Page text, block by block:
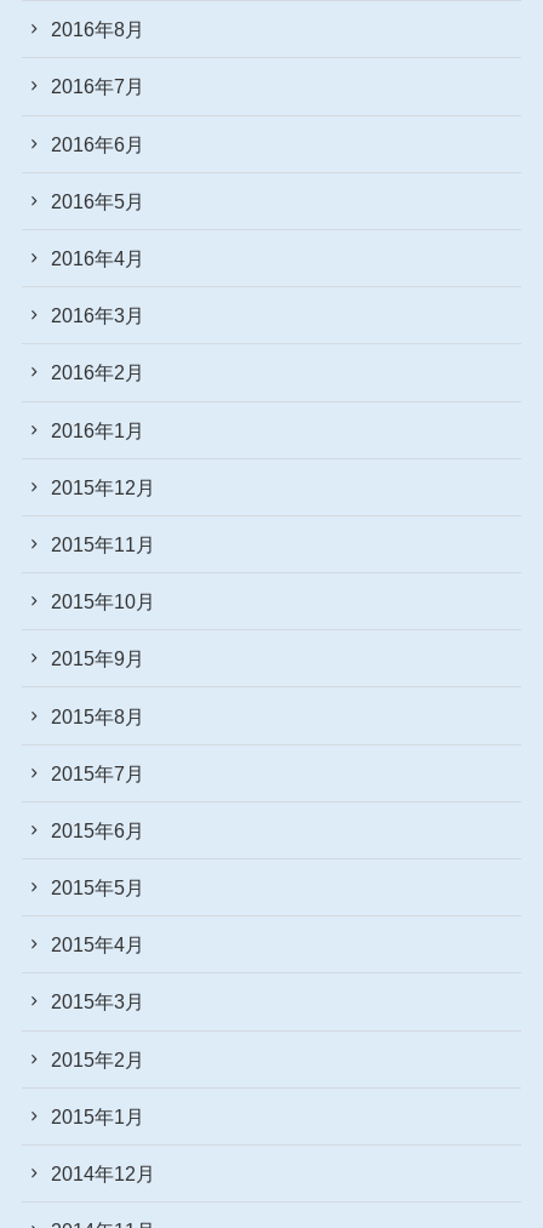
2016年8月
2016年7月
2016年6月
2016年5月
2016年4月
2016年3月
2016年2月
2016年1月
2015年12月
2015年11月
2015年10月
2015年9月
2015年8月
2015年7月
2015年6月
2015年5月
2015年4月
2015年3月
2015年2月
2015年1月
2014年12月